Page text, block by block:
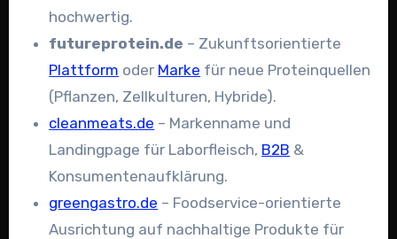
hochwertig.
futureprotein.de – Zukunftsorientierte
Plattform oder Marke für neue Proteinquellen
(Pflanzen, Zellkulturen, Hybride).
cleanmeats.de – Markenname und
Landingpage für Laborfleisch, B2B &
Konsumentenaufklärung.
greengastro.de – Foodservice-orientierte
Ausrichtung auf nachhaltige Produkte für